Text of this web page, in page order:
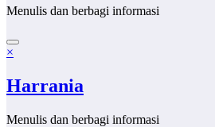
Menulis dan berbagi informasi
×
Harrania
Menulis dan berbagi informasi